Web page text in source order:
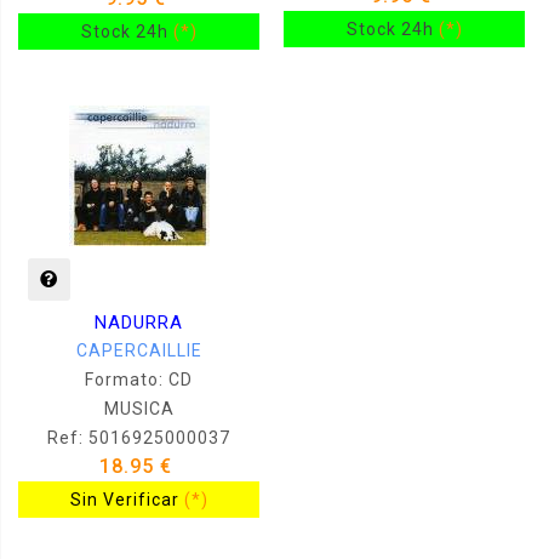
Stock 24h (*) Stock 24h (*)
NADURRA
CAPERCAILLIE
Formato: CD
MUSICA
Ref: 5016925000037
18.95 €
Sin Verificar (*)